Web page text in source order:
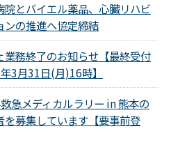
院とバイエル薬品、心臓リハビ
ンの推進へ協定締結
業務終了のお知らせ【最終受付
3月31日(月)16時】
急メディカルラリー in 熊本の
を募集しています【要事前登